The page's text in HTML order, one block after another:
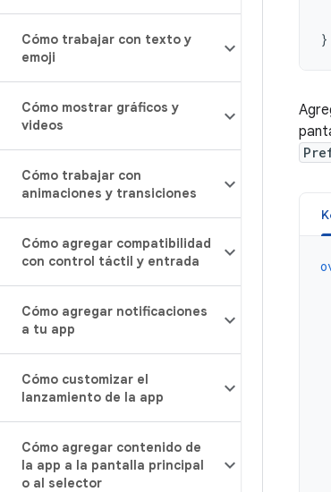
Cómo trabajar con texto y
emoji
Cómo mostrar gráficos y
videos
Cómo trabajar con
animaciones y transiciones
Cómo agregar compatibilidad
con control táctil y entrada
Cómo agregar notificaciones
a tu app
Cómo customizar el
lanzamiento de la app
Cómo agregar contenido de
la app a la pantalla principal
o al selector
}